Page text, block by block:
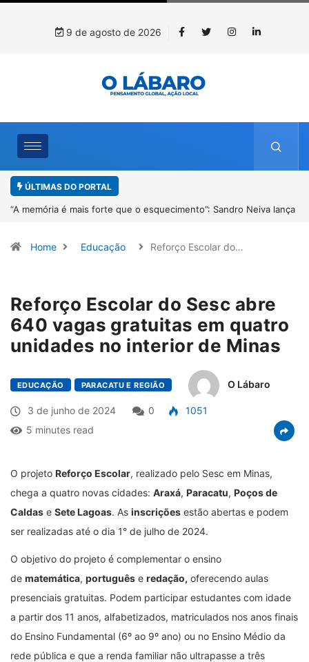
9 de agosto de 2026
ÚLTIMAS DO PORTAL
4º Fliparacatu tem inscrições abertas para o Prêmio de Redação e
Home Educação Reforço Escolar do…
Reforço Escolar do Sesc abre
640 vagas gratuitas em quatro
unidades no interior de Minas
EDUCAÇÃO PARACATU E REGIÃO O Lábaro
3 de junho de 2024 0
1051
5 minutes read
O projeto Reforço Escolar, realizado pelo Sesc em Minas,
chega a quatro novas cidades: Araxá, Paracatu, Poços de
Caldas e Sete Lagoas. As inscrições estão abertas e podem
ser realizadas até o dia 1° de julho de 2024.
O objetivo do projeto é complementar o ensino
de matemática, português e redação, oferecendo aulas
presenciais gratuitas. Podem participar estudantes com idade
a partir dos 11 anos, alfabetizados, matriculados nos anos finais
do Ensino Fundamental (6º ao 9º ano) ou no Ensino Médio da
rede pública e que a renda familiar não ultrapasse a três